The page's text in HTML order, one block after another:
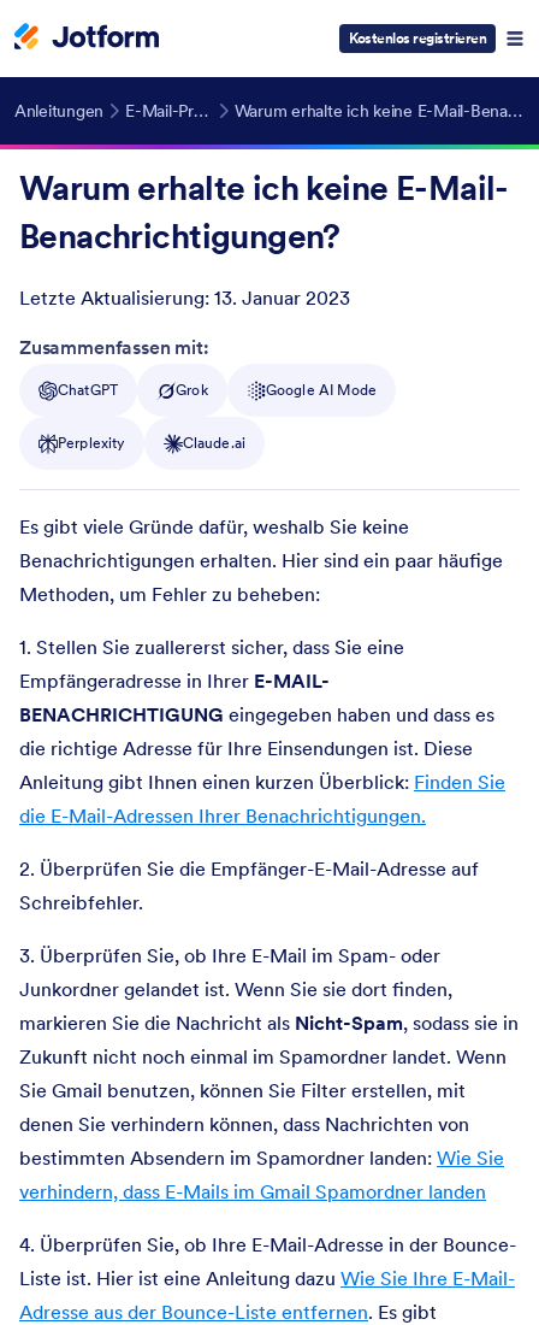
Kostenlos registrieren
Anleitungen E-Mail-Probleme Warum erhalte ich keine E-Mail-Benachrichtigungen?
Warum erhalte ich keine E-Mail-
Benachrichtigungen?
Letzte Aktualisierung: 13. Januar 2023
Post ID
Zusammenfassen mit:
ChatGPT Grok Google AI Mode
Perplexity Claude.ai
Es gibt viele Gründe dafür, weshalb Sie keine
Benachrichtigungen erhalten. Hier sind ein paar häufige
Methoden, um Fehler zu beheben:
1. Stellen Sie zuallererst sicher, dass Sie eine
Empfängeradresse in Ihrer E-MAIL-
BENACHRICHTIGUNG eingegeben haben und dass es
die richtige Adresse für Ihre Einsendungen ist. Diese
Anleitung gibt Ihnen einen kurzen Überblick: Finden Sie
die E-Mail-Adressen Ihrer Benachrichtigungen.
2. Überprüfen Sie die Empfänger-E-Mail-Adresse auf
Schreibfehler.
3. Überprüfen Sie, ob Ihre E-Mail im Spam- oder
Junkordner gelandet ist. Wenn Sie sie dort finden,
markieren Sie die Nachricht als Nicht-Spam, sodass sie in
Zukunft nicht noch einmal im Spamordner landet. Wenn
Sie Gmail benutzen, können Sie Filter erstellen, mit
denen Sie verhindern können, dass Nachrichten von
bestimmten Absendern im Spamordner landen: Wie Sie
verhindern, dass E-Mails im Gmail Spamordner landen
4. Überprüfen Sie, ob Ihre E-Mail-Adresse in der Bounce-
Liste ist. Hier ist eine Anleitung dazu Wie Sie Ihre E-Mail-
Adresse aus der Bounce-Liste entfernen. Es gibt